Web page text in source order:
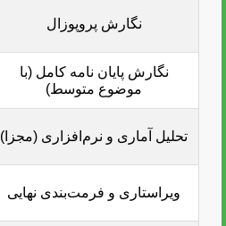
نگارش پروپوزال
نگارش پایان نامه کامل (با
موضوع متوسط)
تحلیل آماری و نرم‌افزاری (مجزا)
ویراستاری و فرمت‌بندی نهایی